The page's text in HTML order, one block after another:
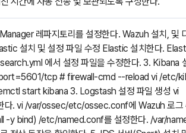
레파지토리를 설정한다. Wazuh 설치, 및
설치 및 설정 파일 수정 Elastic 설치한다.
에서 설정 파일을 수정한다. 3. Kibana
tcp # firewall-cmd --reload vi /etc/
start kibana 3. Logstash 설정 파일 생성 vi
. vi /var/ossec/etc/ossec.conf에 Wazuh 로그
-y bind) /etc/named.conf를 설정한다. /var/